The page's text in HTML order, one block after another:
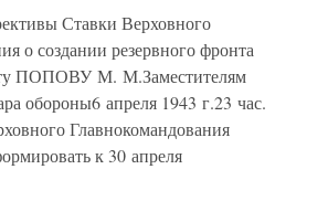
Ставки Верховного
о создании резервного фронта
ПОПОВУ М. М.Заместителям
обороны6 апреля 1943 г.23 час.
Главнокомандования
к 30 апреля